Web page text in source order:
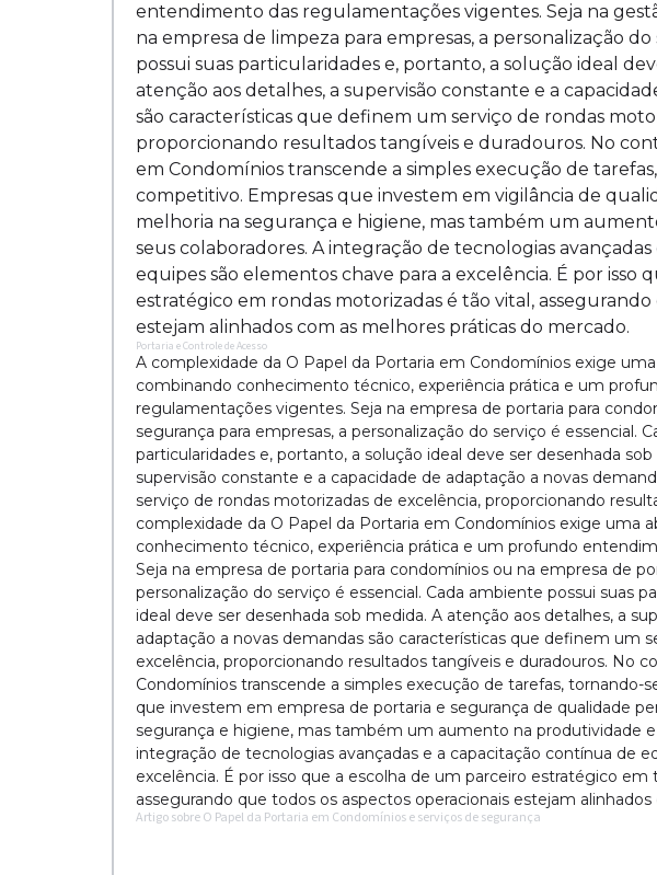
entendimento das regulamentações vigentes. Seja na
na empresa de limpeza para empresas, a personalização
possui suas particularidades e, portanto, a solução ideal
atenção aos detalhes, a supervisão constante e a
são características que definem um serviço de rondas
proporcionando resultados tangíveis e duradouros. No
em Condomínios transcende a simples execução de
competitivo. Empresas que investem em vigilância de
melhoria na segurança e higiene, mas também um
seus colaboradores. A integração de tecnologias
equipes são elementos chave para a excelência. É por isso
estratégico em rondas motorizadas é tão vital,
estejam alinhados com as melhores práticas do mercado.
Portaria e Controle de Acesso
A complexidade da O Papel da Portaria em Condomínios exige
combinando conhecimento técnico, experiência prática e um
regulamentações vigentes. Seja na empresa de portaria para
segurança para empresas, a personalização do serviço é essencial.
particularidades e, portanto, a solução ideal deve ser desenhada
supervisão constante e a capacidade de adaptação a novas
serviço de rondas motorizadas de excelência, proporcionando
complexidade da O Papel da Portaria em Condomínios exige uma
conhecimento técnico, experiência prática e um profundo
Seja na empresa de portaria para condomínios ou na empresa de
personalização do serviço é essencial. Cada ambiente possui suas
ideal deve ser desenhada sob medida. A atenção aos detalhes, a
adaptação a novas demandas são características que definem um
excelência, proporcionando resultados tangíveis e duradouros. No
Condomínios transcende a simples execução de tarefas,
que investem em empresa de portaria e segurança de qualidade
segurança e higiene, mas também um aumento na produtividade
integração de tecnologias avançadas e a capacitação contínua de
excelência. É por isso que a escolha de um parceiro estratégico
assegurando que todos os aspectos operacionais estejam
Artigo sobre O Papel da Portaria em Condomínios e serviços de segurança